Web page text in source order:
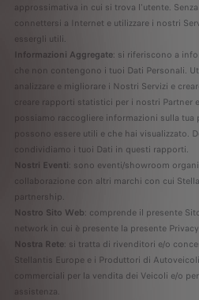
approssimativa in cui si trova l'utente.
connettersi a Internet e utilizzare i nostri
essergli utili.
Informazioni Aggregate: si riferiscono a
che non contengono i tuoi Dati Personali.
analizzare e migliorare i Nostri Servizi e
creare rapporti statistici per i nostri Partner
possiamo raccogliere informazioni sulla
possono essere utili e che hai visualizzato.
condividiamo i tuoi Dati in questi rapporti.
Nostri Eventi: sono eventi/showroom
collaborazione con altri marchi con cui
partnership.
Nostro Sito Web: comprende il presente
network in cui è presente la presente
Nostra Rete: si tratta di rivenditori e/o
Stellantis Europe e i Produttori di
commerciali per la vendita dei Veicoli e/o
assistenza.